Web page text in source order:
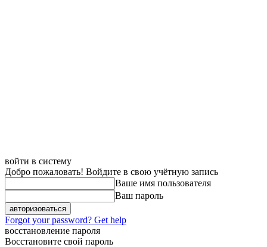
войти в систему
Добро пожаловать! Войдите в свою учётную запись
Ваше имя пользователя
Ваш пароль
Forgot your password? Get help
восстановление пароля
Восстановите свой пароль